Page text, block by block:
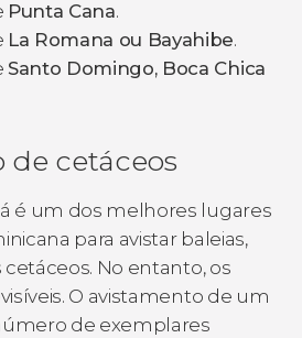
Punta Cana.
La Romana ou Bayahibe.
Santo Domingo, Boca Chica
de cetáceos
é um dos melhores lugares
para avistar baleias,
No entanto, os
O avistamento de um
de exemplares